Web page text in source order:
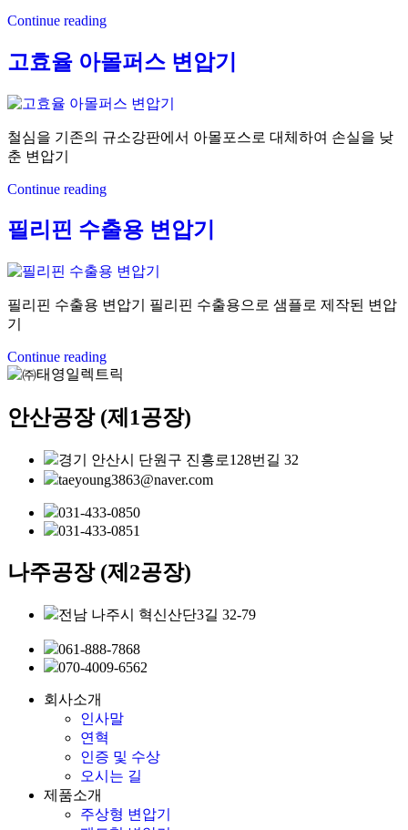
Continue reading
고효율 아몰퍼스 변압기
철심을 기존의 규소강판에서 아몰포스로 대체하여 손실을 낮
춘 변압기
Continue reading
필리핀 수출용 변압기
필리핀 수출용 변압기 필리핀 수출용으로 샘플로 제작된 변압
기
Continue reading
안산공장 (제1공장)
경기 안산시 단원구 진흥로128번길 32
taeyoung3863@naver.com
031-433-0850
031-433-0851
나주공장 (제2공장)
전남 나주시 혁신산단3길 32-79
061-888-7868
070-4009-6562
회사소개
인사말
연혁
인증 및 수상
오시는 길
제품소개
주상형 변압기